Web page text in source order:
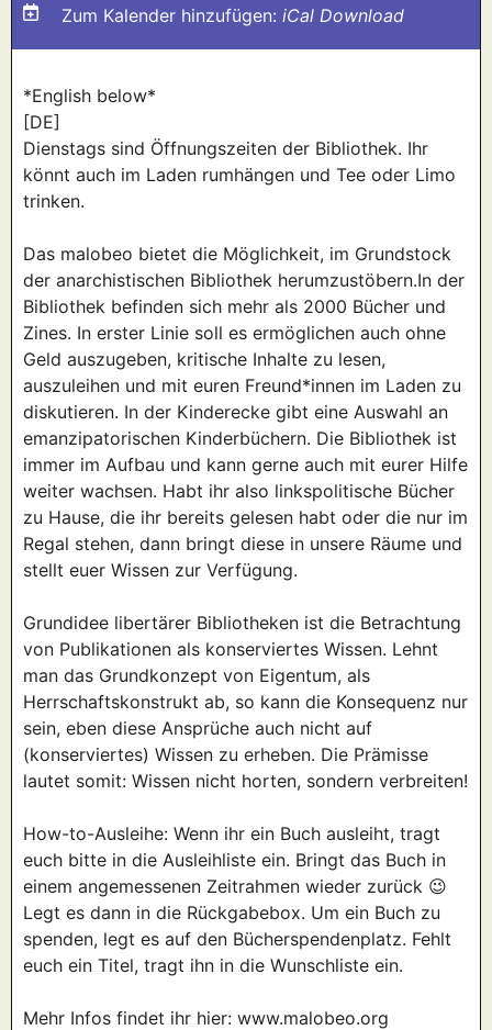
Zum Kalender hinzufügen: iCal Download
*English below*
[DE]
Dienstags sind Öffnungszeiten der Bibliothek. Ihr
könnt auch im Laden rumhängen und Tee oder Limo
trinken.
Das malobeo bietet die Möglichkeit, im Grundstock
der anarchistischen Bibliothek herumzustöbern.In der
Bibliothek befinden sich mehr als 2000 Bücher und
Zines. In erster Linie soll es ermöglichen auch ohne
Geld auszugeben, kritische Inhalte zu lesen,
auszuleihen und mit euren Freund*innen im Laden zu
diskutieren. In der Kinderecke gibt eine Auswahl an
emanzipatorischen Kinderbüchern. Die Bibliothek ist
immer im Aufbau und kann gerne auch mit eurer Hilfe
weiter wachsen. Habt ihr also linkspolitische Bücher
zu Hause, die ihr bereits gelesen habt oder die nur im
Regal stehen, dann bringt diese in unsere Räume und
stellt euer Wissen zur Verfügung.
Grundidee libertärer Bibliotheken ist die Betrachtung
von Publikationen als konserviertes Wissen. Lehnt
man das Grundkonzept von Eigentum, als
Herrschaftskonstrukt ab, so kann die Konsequenz nur
sein, eben diese Ansprüche auch nicht auf
(konserviertes) Wissen zu erheben. Die Prämisse
lautet somit: Wissen nicht horten, sondern verbreiten!
How-to-Ausleihe: Wenn ihr ein Buch ausleiht, tragt
euch bitte in die Ausleihliste ein. Bringt das Buch in
einem angemessenen Zeitrahmen wieder zurück 😉
Legt es dann in die Rückgabebox. Um ein Buch zu
spenden, legt es auf den Bücherspendenplatz. Fehlt
euch ein Titel, tragt ihn in die Wunschliste ein.
Mehr Infos findet ihr hier: www.malobeo.org